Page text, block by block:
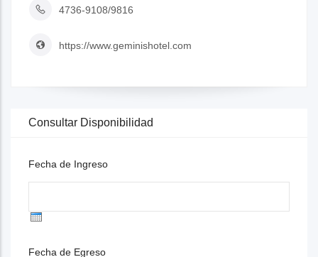
4736-9108/9816
https://www.geminishotel.com
Consultar Disponibilidad
Fecha de Ingreso
Fecha de Egreso